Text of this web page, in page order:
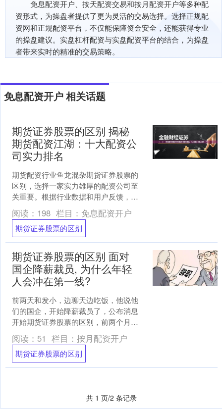
免息配资开户、按天配资交易和按月配资开户等多种配
资形式，为操盘者提供了更为灵活的交易选择。选择正规配
资网和正规配资平台，不仅能保障资金安全，还能获得专业
的操盘建议。实盘杠杆配资与实盘配资平台的结合，为操盘
者带来实时的精准的交易策略。
免息配资开户 相关话题
期货证券股票的区别 揭秘
期货配资江湖：十大配资公
司实力排名
期货配资行业鱼龙混杂期货证券股票的
区别，选择一家实力雄厚的配资公司至
关重要。根据行业数据和用户反馈，现
公布十大期货配资公司实力排名： 1. **
恒信期货**：行....
阅读： 198 栏目： 免息配资开户
期货证券股票的区别
期货证券股票的区别 面对
国企降薪裁员, 为什么年轻
人会冲在第一线?
前两天和发小，边聊天边吃饭，他说他
们的国企，开始降薪裁员了，公布消息
开始期货证券股票的区别，前两个月走
的都是年轻人。 1. 合法合规：正规的股
票配资服务机构应具....
阅读： 51 栏目： 按月配资开户
期货证券股票的区别
共 1 页/2 条记录